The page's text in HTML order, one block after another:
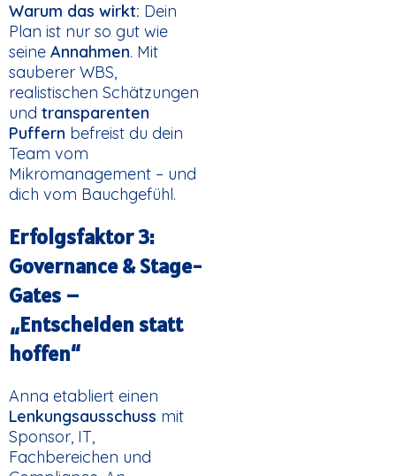
Warum das wirkt: Dein
Plan ist nur so gut wie
seine Annahmen. Mit
sauberer WBS,
realistischen Schätzungen
und transparenten
Puffern befreist du dein
Team vom
Mikromanagement – und
dich vom Bauchgefühl.
Erfolgsfaktor 3:
Governance & Stage-
Gates –
„Entscheiden statt
hoffen“
Anna etabliert einen
Lenkungsausschuss mit
Sponsor, IT,
Fachbereichen und